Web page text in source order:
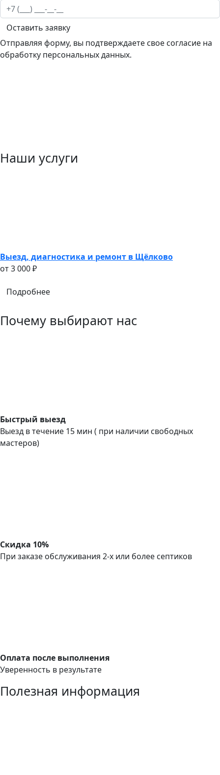
Оставить заявку
Отправляя форму, вы подтверждаете свое согласие на
обработку персональных данных.
Наши услуги
Выезд, диагностика и ремонт в Щёлково
oт 3 000 ₽
Подробнее
Почему выбирают нас
Быстрый выезд
Выезд в течение 15 мин ( при наличии свободных
мастеров)
Скидка 10%
При заказе обслуживания 2-х или более септиков
Оплата после выполнения
Уверенность в результате
Полезная информация